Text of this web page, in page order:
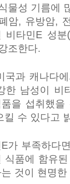
물성 기름에
암, 유방암,
비타민E 성
조한다.
국과 캐나다
한 남성이 비
품을 섭취했
킬 수 있다고
E가 부족하다
식품에 함유
것이 현명